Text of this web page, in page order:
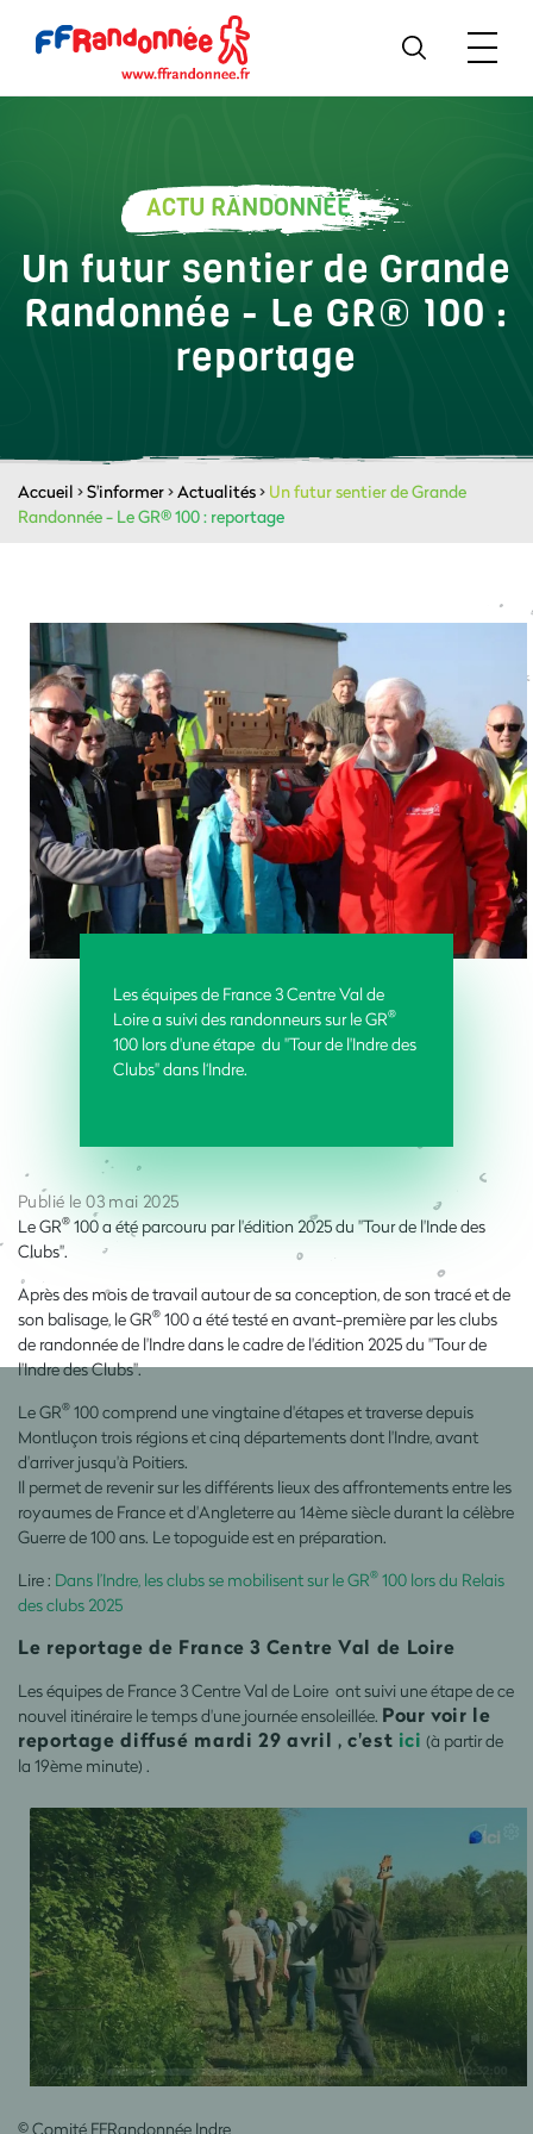
ACTU RANDONNÉE
Un futur sentier de Grande
Randonnée - Le GR® 100 :
reportage
Accueil >S'informer>Actualités> Un futur sentier de Grande
Randonnée - Le GR® 100 : reportage
Les équipes de France 3 Centre Val de
Loire a suivi des randonneurs sur le GR®
100 lors d'une étape du "Tour de l'Indre des
Clubs" dans l‘Indre.
Publié le 03 mai 2025
Le GR® 100 a été parcouru par l'édition 2025 du "Tour de l'Inde des
Clubs".
Après des mois de travail autour de sa conception, de son tracé et de
son balisage, le GR® 100 a été testé en avant-première par les clubs
de randonnée de l'Indre dans le cadre de l'édition 2025 du "Tour de
l'Indre des Clubs".
Le GR® 100 comprend une vingtaine d'étapes et traverse depuis
Montluçon trois régions et cinq départements dont l'Indre, avant
d'arriver jusqu'à Poitiers.
Il permet de revenir sur les différents lieux des affrontements entre les
royaumes de France et d'Angleterre au 14ème siècle durant la célèbre
Guerre de 100 ans. Le topoguide est en préparation.
Lire : Dans l’Indre, les clubs se mobilisent sur le GR® 100 lors du Relais
des clubs 2025
Le reportage de France 3 Centre Val de Loire
Les équipes de France 3 Centre Val de Loire ont suivi une étape de ce
nouvel itinéraire le temps d'une journée ensoleillée. Pour voir le
reportage diffusé mardi 29 avril , c'est ici (à partir de
la 19ème minute) .
© Comité FFRandonnée Indre